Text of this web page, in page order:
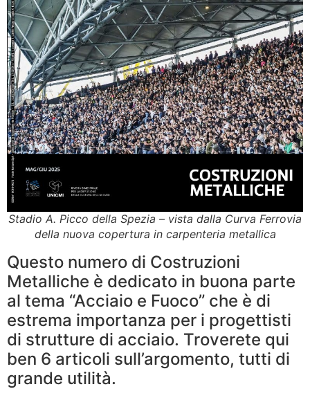
Stadio A. Picco della Spezia – vista dalla Curva Ferrovia
della nuova copertura in carpenteria metallica
Questo numero di Costruzioni
Metalliche è dedicato in buona parte
al tema “Acciaio e Fuoco” che è di
estrema importanza per i progettisti
di strutture di acciaio. Troverete qui
ben 6 articoli sull’argomento, tutti di
grande utilità.